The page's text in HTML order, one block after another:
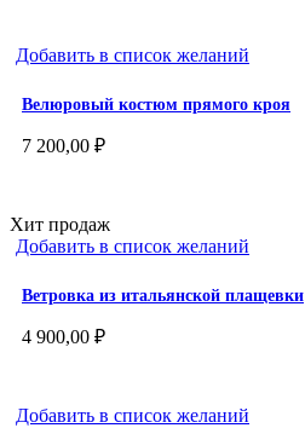
Добавить в список желаний
Велюровый костюм прямого кроя
7 200,00 ₽
Хит продаж
Добавить в список желаний
Ветровка из итальянской плащевки
4 900,00 ₽
Добавить в список желаний